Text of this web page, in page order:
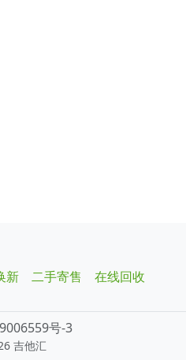
新 二手寄售 在线回收
号-3
吉他汇